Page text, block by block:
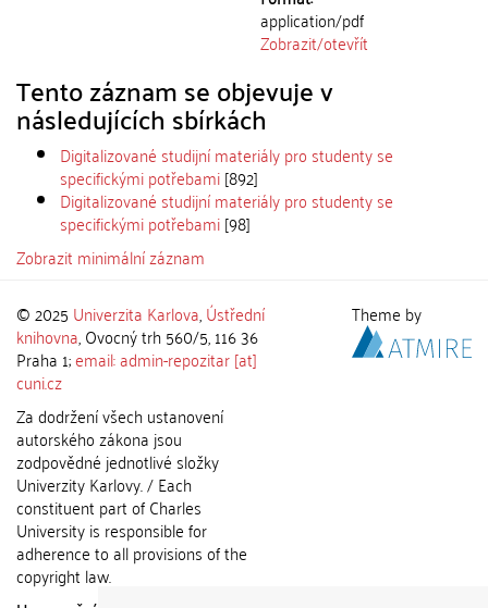
application/pdf
Zobrazit/otevřít
Tento záznam se objevuje v
následujících sbírkách
Digitalizované studijní materiály pro studenty se
specifickými potřebami[892]
Digitalizované studijní materiály pro studenty se
specifickými potřebami[98]
Zobrazit minimální záznam
© 2025 Univerzita Karlova,Ústřední
knihovna, Ovocný trh 560/5, 116 36
Praha 1;email: admin-repozitar [at]
cuni.cz
Za dodržení všech ustanovení
autorského zákona jsou
zodpovědné jednotlivé složky
Univerzity Karlovy. / Each
constituent part of Charles
University is responsible for
adherence to all provisions of the
copyright law.
Theme by